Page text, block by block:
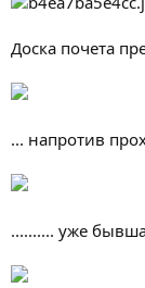
Доска почета
... напротив
.......... уже